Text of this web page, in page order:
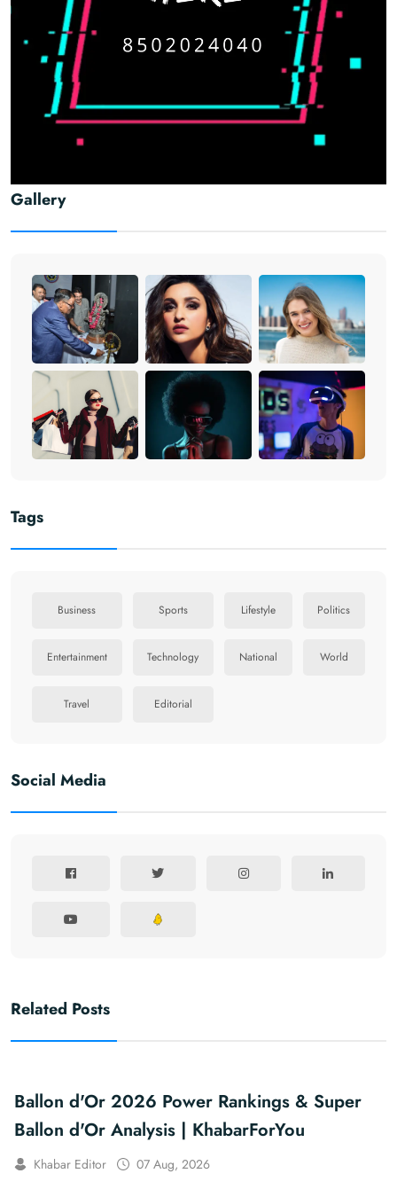
Gallery
Tags
Business Sports Lifestyle Politics
Entertainment Technology National World
Travel Editorial
Social Media
Related Posts
Ballon d'Or 2026 Power Rankings & Super
Ballon d'Or Analysis | KhabarForYou
Khabar Editor 07 Aug, 2026